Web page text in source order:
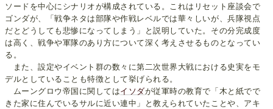
ソードを中心にシナリオが構成されている。これはリセット座談会で
ゴンダが、「戦争ネタは部隊や作戦レベルでは華々しいが、兵隊視点
だとどうしても悲惨になってしまう」と説明していた。その分完成度
は高く、戦争や軍隊のあり方について深く考えさせるものとなってい
る。
また、設定やイベント群の数々に第二次世界大戦における史実をモ
デルとしていることも特徴として挙げられる。
ムーングロウ帝国に関してはイソダが従軍時の教育で「木と紙でで
きた家に住んでいるサルに近い連中」と教えられていたことや、アキ